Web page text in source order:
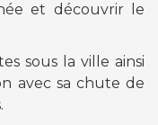
et découvrir le
sous la ville ainsi
avec sa chute de